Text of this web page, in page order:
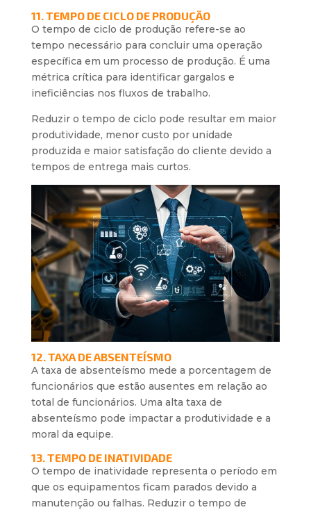
11. TEMPO DE CICLO DE PRODUÇÃO
O tempo de ciclo de produção refere-se ao
tempo necessário para concluir uma operação
específica em um processo de produção. É uma
métrica crítica para identificar gargalos e
ineficiências nos fluxos de trabalho.
Reduzir o tempo de ciclo pode resultar em maior
produtividade, menor custo por unidade
produzida e maior satisfação do cliente devido a
tempos de entrega mais curtos.
12. TAXA DE ABSENTEÍSMO
A taxa de absenteísmo mede a porcentagem de
funcionários que estão ausentes em relação ao
total de funcionários. Uma alta taxa de
absenteísmo pode impactar a produtividade e a
moral da equipe.
13. TEMPO DE INATIVIDADE
O tempo de inatividade representa o período em
que os equipamentos ficam parados devido a
manutenção ou falhas. Reduzir o tempo de